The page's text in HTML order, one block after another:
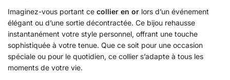
Imaginez-vous portant ce collier en or lors d’un événement
élégant ou d’une sortie décontractée. Ce bijou rehausse
instantanément votre style personnel, offrant une touche
sophistiquée à votre tenue. Que ce soit pour une occasion
spéciale ou pour le quotidien, ce collier s’adapte à tous les
moments de votre vie.